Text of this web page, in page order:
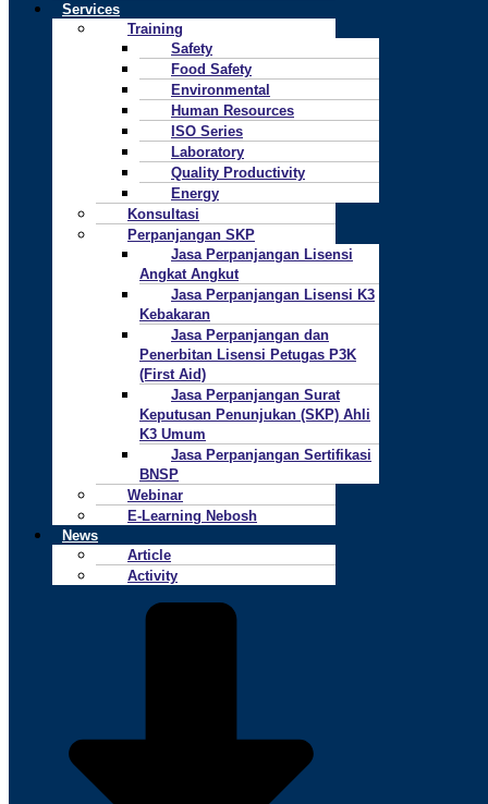
Services
Training
Safety
Food Safety
Environmental
Human Resources
ISO Series
Laboratory
Quality Productivity
Energy
Konsultasi
Perpanjangan SKP
Jasa Perpanjangan Lisensi
Angkat Angkut
Jasa Perpanjangan Lisensi K3
Kebakaran
Jasa Perpanjangan dan
Penerbitan Lisensi Petugas P3K
(First Aid)
Jasa Perpanjangan Surat
Keputusan Penunjukan (SKP) Ahli
K3 Umum
Jasa Perpanjangan Sertifikasi
BNSP
Webinar
E-Learning Nebosh
News
Article
Activity